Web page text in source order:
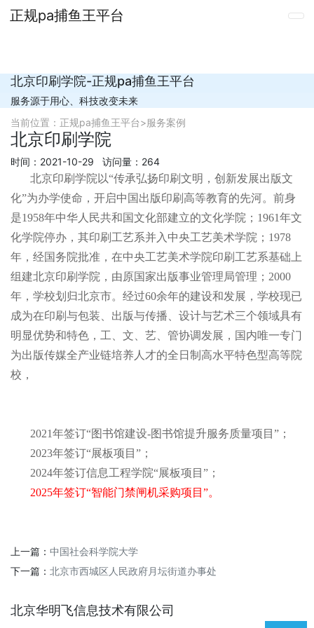
正规pa捕鱼王平台
北京印刷学院-正规pa捕鱼王平台
服务源于用心、科技改变未来
当前位置： 正规pa捕鱼王平台>服务案例
北京印刷学院
时间：2021-10-29 访问量：264
北京印刷学院以“传承弘扬印刷文明，创新发展出版文
化”为办学使命，开启中国出版印刷高等教育的先河。前身
是1958年中华人民共和国文化部建立的文化学院；1961年文
化学院停办，其印刷工艺系并入中央工艺美术学院；1978
年，经国务院批准，在中央工艺美术学院印刷工艺系基础上
组建北京印刷学院，由原国家出版事业管理局管理；2000
年，学校划归北京市。经过60余年的建设和发展，学校现已
成为在印刷与包装、出版与传播、设计与艺术三个领域具有
明显优势和特色，工、文、艺、管协调发展，国内唯一专门
为出版传媒全产业链培养人才的全日制高水平特色型高等院
校，
2021年签订“图书馆建设-图书馆提升服务质量项目”；
2023年签订“展板项目”；
2024年签订信息工程学院“展板项目”；
2025年签订“智能门禁闸机采购项目”。
上一篇： 中国社会科学院大学
下一篇： 北京市西城区人民政府月坛街道办事处
北京华明飞信息技术有限公司